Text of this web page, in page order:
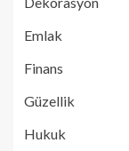
Emlak
Finans
Güzellik
Hukuk